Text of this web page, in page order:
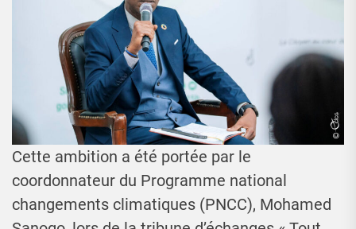
Cette ambition a été portée par le
coordonnateur du Programme national
changements climatiques (PNCC), Mohamed